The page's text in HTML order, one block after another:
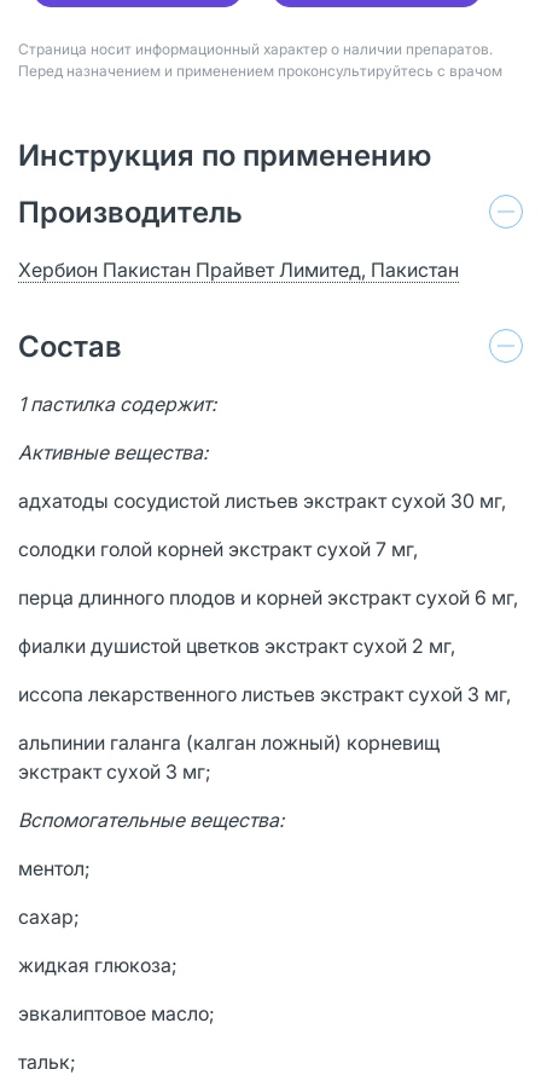
Страница носит информационный характер о наличии препаратов.
Перед назначением и применением проконсультируйтесь с врачом
Инструкция по применению
Производитель
Хербион Пакистан Прайвет Лимитед, Пакистан
Состав
1 пастилка содержит:
Активные вещества:
адхатоды сосудистой листьев экстракт сухой 30 мг,
солодки голой корней экстракт сухой 7 мг,
перца длинного плодов и корней экстракт сухой 6 мг,
фиалки душистой цветков экстракт сухой 2 мг,
иссопа лекарственного листьев экстракт сухой 3 мг,
альпинии галанга (калган ложный) корневищ
экстракт сухой 3 мг;
Вспомогательные вещества:
ментол;
сахар;
жидкая глюкоза;
эвкалиптовое масло;
тальк;